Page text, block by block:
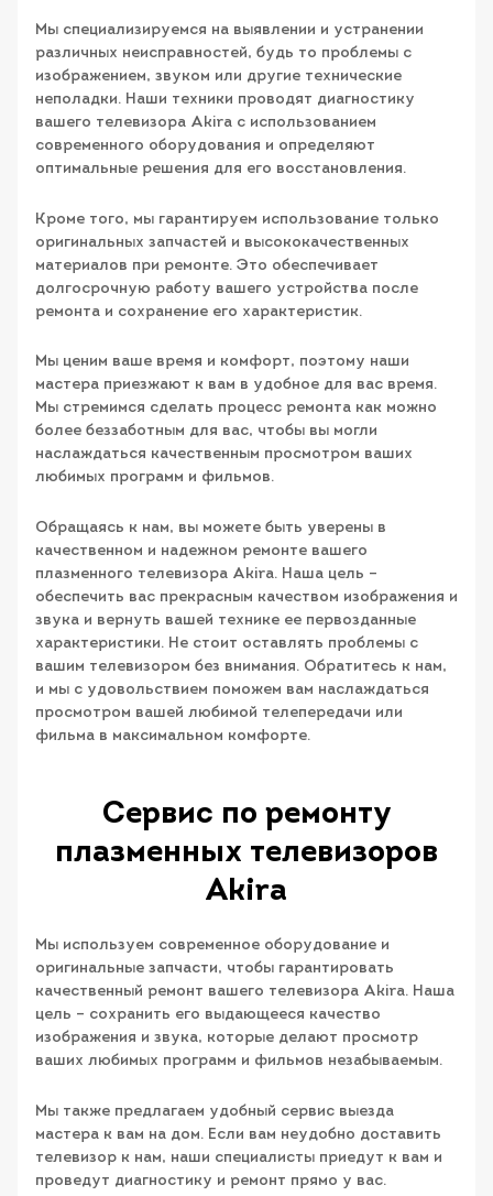
Мы специализируемся на выявлении и устранении
различных неисправностей, будь то проблемы с
изображением, звуком или другие технические
неполадки. Наши техники проводят диагностику
вашего телевизора Akira с использованием
современного оборудования и определяют
оптимальные решения для его восстановления.
Кроме того, мы гарантируем использование только
оригинальных запчастей и высококачественных
материалов при ремонте. Это обеспечивает
долгосрочную работу вашего устройства после
ремонта и сохранение его характеристик.
Мы ценим ваше время и комфорт, поэтому наши
мастера приезжают к вам в удобное для вас время.
Мы стремимся сделать процесс ремонта как можно
более беззаботным для вас, чтобы вы могли
наслаждаться качественным просмотром ваших
любимых программ и фильмов.
Обращаясь к нам, вы можете быть уверены в
качественном и надежном ремонте вашего
плазменного телевизора Akira. Наша цель –
обеспечить вас прекрасным качеством изображения и
звука и вернуть вашей технике ее первозданные
характеристики. Не стоит оставлять проблемы с
вашим телевизором без внимания. Обратитесь к нам,
и мы с удовольствием поможем вам наслаждаться
просмотром вашей любимой телепередачи или
фильма в максимальном комфорте.
Сервис по ремонту
плазменных телевизоров
Akira
Мы используем современное оборудование и
оригинальные запчасти, чтобы гарантировать
качественный ремонт вашего телевизора Akira. Наша
цель – сохранить его выдающееся качество
изображения и звука, которые делают просмотр
ваших любимых программ и фильмов незабываемым.
Мы также предлагаем удобный сервис выезда
мастера к вам на дом. Если вам неудобно доставить
телевизор к нам, наши специалисты приедут к вам и
проведут диагностику и ремонт прямо у вас.